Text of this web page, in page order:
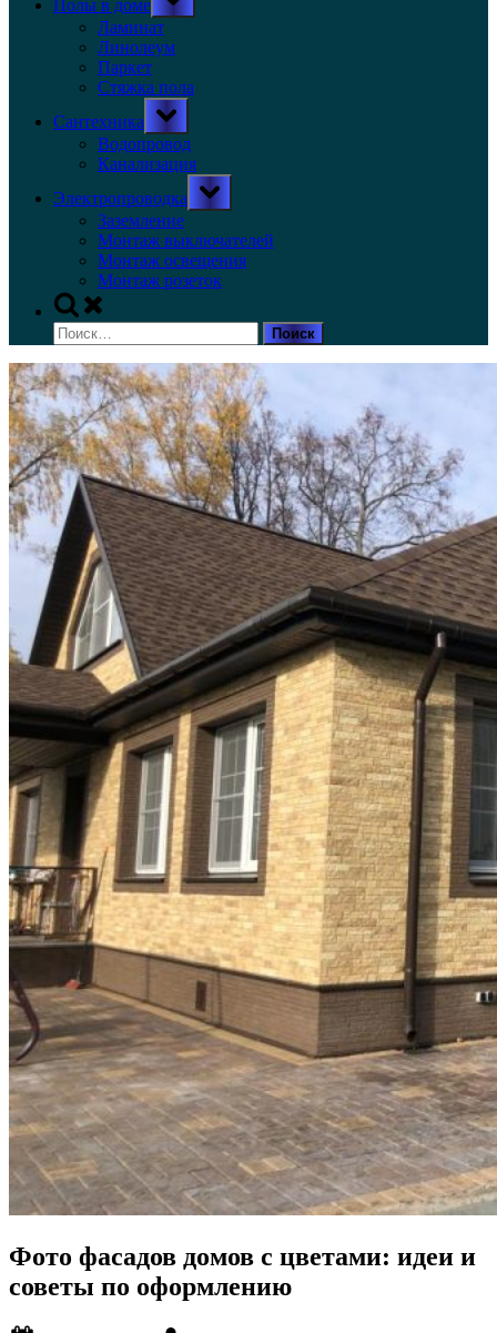
Полы в доме
sub-
menu
Ламинат
Линолеум
Паркет
Стяжка пола
Сантехника
Toggle
sub-
menu
Водопровод
Канализация
Электропроводка
Toggle
sub-
Заземление
Монтаж выключателей
Монтаж освещения
Монтаж розеток
Toggle
search
form
Найти:
Фото фасадов домов с цветами: идеи и
советы по оформлению